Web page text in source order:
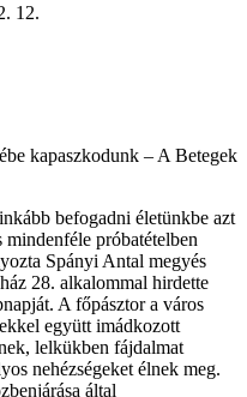
12.
kapaszkodunk – A Betegek
befogadni életünkbe azt
mindenféle próbatételben
Spányi Antal megyés
28. alkalommal hirdette
A főpásztor a város
együtt imádkozott
lelkükben fájdalmat
nehézségeket élnek meg.
által